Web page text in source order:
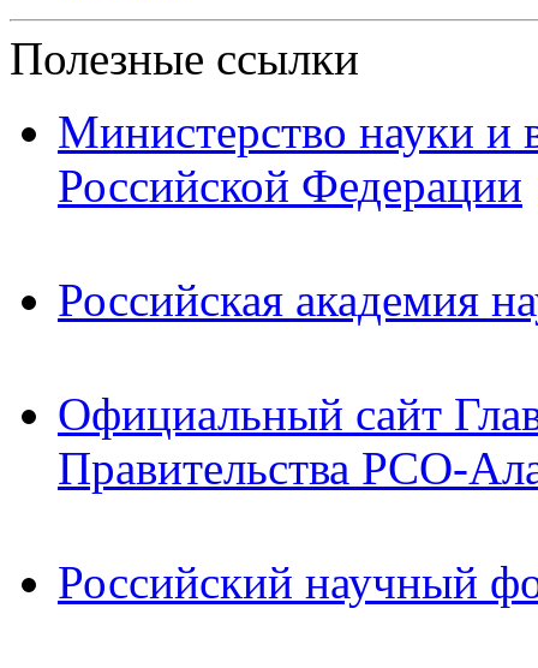
Полезные ссылки
Министерство науки и
Российской Федерации
Российская академия
Официальный сайт
Правительства РСО-
Российский научный